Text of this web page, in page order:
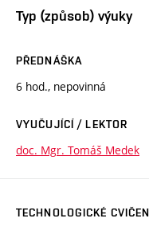
Typ (způsob) výuky
PŘEDNÁŠKA
6 hod., nepovinná
VYUČUJÍCÍ / LEKTOR
doc. Mgr. Tomáš Medek
TECHNOLOGICKÉ